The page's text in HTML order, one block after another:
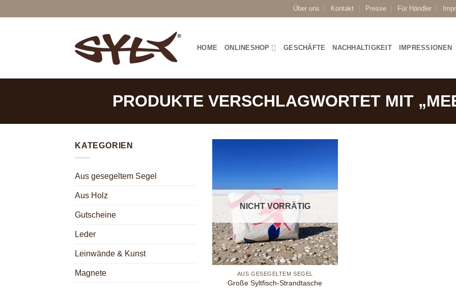
Inhalt
Über uns Kontakt Presse Für Händler
HOME ONLINESHOP GESCHÄFTE NACHHALTIGKEIT IMPRESSIONEN
PRODUKTE VERSCHLAGWORTET MIT
KATEGORIEN
Aus gesegeltem Segel
Aus Holz
Gutscheine
Leder
Leinwände & Kunst
Magnete
+
NICHT VORRÄTIG
AUS GESEGELTEM SEGEL
Große Syltfisch-Strandtasche